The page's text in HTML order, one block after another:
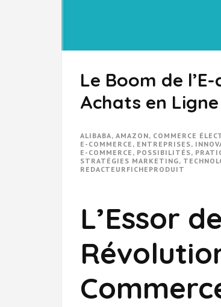
Le Boom de
Achats en Ligne
ALIBABA, AMAZON, COMMERCE
E-COMMERCE , ENTREPRISES,
E-COMMERCE , POSSIBILITÉS,
STRATÉGIES MARKETING,
REDACTEURFICHEPRODUIT
L’Essor